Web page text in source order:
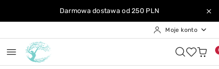
Przejdź do treści głównej
Przejdź do wyszukiwarki
Przejdź do moje konto
Przejdź do menu głównego
Przejdź do stopkiDarmowa dostawa od 250 PLN
Moje konto